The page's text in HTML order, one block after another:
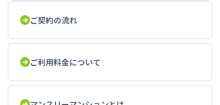
ご契約の流れ
ご利用料金について